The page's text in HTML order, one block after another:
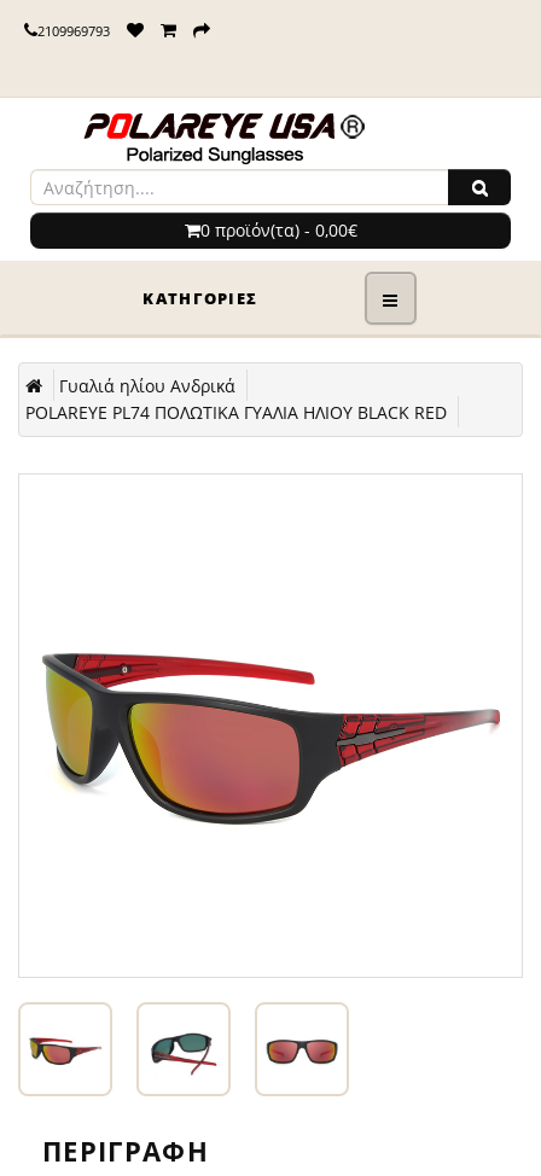
2109969793
0 προϊόν(τα) - 0,00€
ΚΑΤΗΓΟΡΊΕΣ
Γυαλιά ηλίου Ανδρικά
POLAREYE PL74 ΠΟΛΩΤΙΚΑ ΓΥΑΛΙΑ ΗΛΙΟΥ BLACK RED
ΠΕΡΙΓΡΑΦΉ